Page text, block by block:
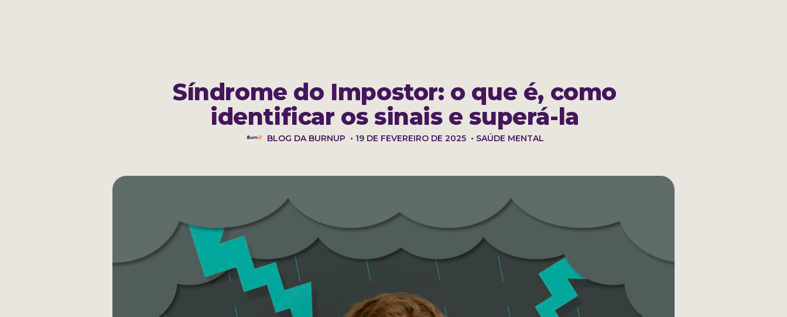
Síndrome do Impostor: o que é, como
identificar os sinais e superá-la
BLOG DA BURNUP • 19 DE FEVEREIRO DE 2025 • SAÚDE MENTAL